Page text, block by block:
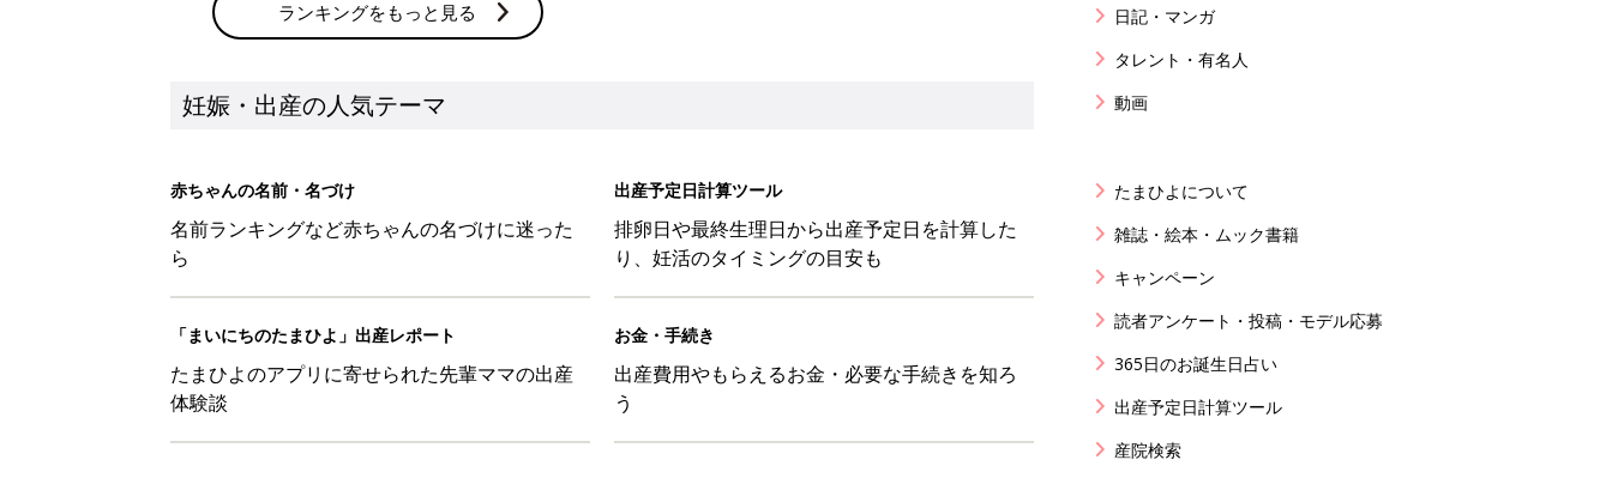
ランキングをもっと見る
妊娠・出産の人気テーマ
赤ちゃんの名前・名づけ
名前ランキングなど赤ちゃんの名づけに迷った
ら
出産予定日計算ツール
排卵日や最終生理日から出産予定日を計算した
り、妊活のタイミングの目安も
「まいにちのたまひよ」出産レポート
たまひよのアプリに寄せられた先輩ママの出産
体験談
お金・手続き
出産費用やもらえるお金・必要な手続きを知ろ
う
日記・マンガ
タレント・有名人
動画
たまひよについて
雑誌・絵本・ムック書籍
キャンペーン
読者アンケート・投稿・モデル応募
365日のお誕生日占い
出産予定日計算ツール
産院検索